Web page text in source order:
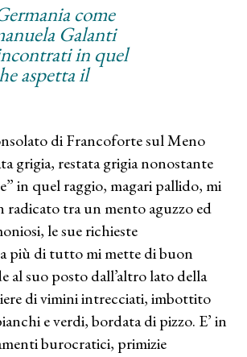
come
Galanti
in quel
aspetta il
di Francoforte sul Meno
grigia, restata grigia nonostante
in quel raggio, magari pallido, mi
radicato tra un mento aguzzo ed
le sue richieste
più di tutto mi mette di buon
al suo posto dall’altro lato della
di vimini intrecciati, imbottito
e verdi, bordata di pizzo. E’ in
burocratici, primizie